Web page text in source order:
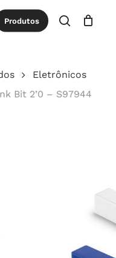
Produtos
procurar
Close
Eletrônicos
Bit 2’0 – S97944